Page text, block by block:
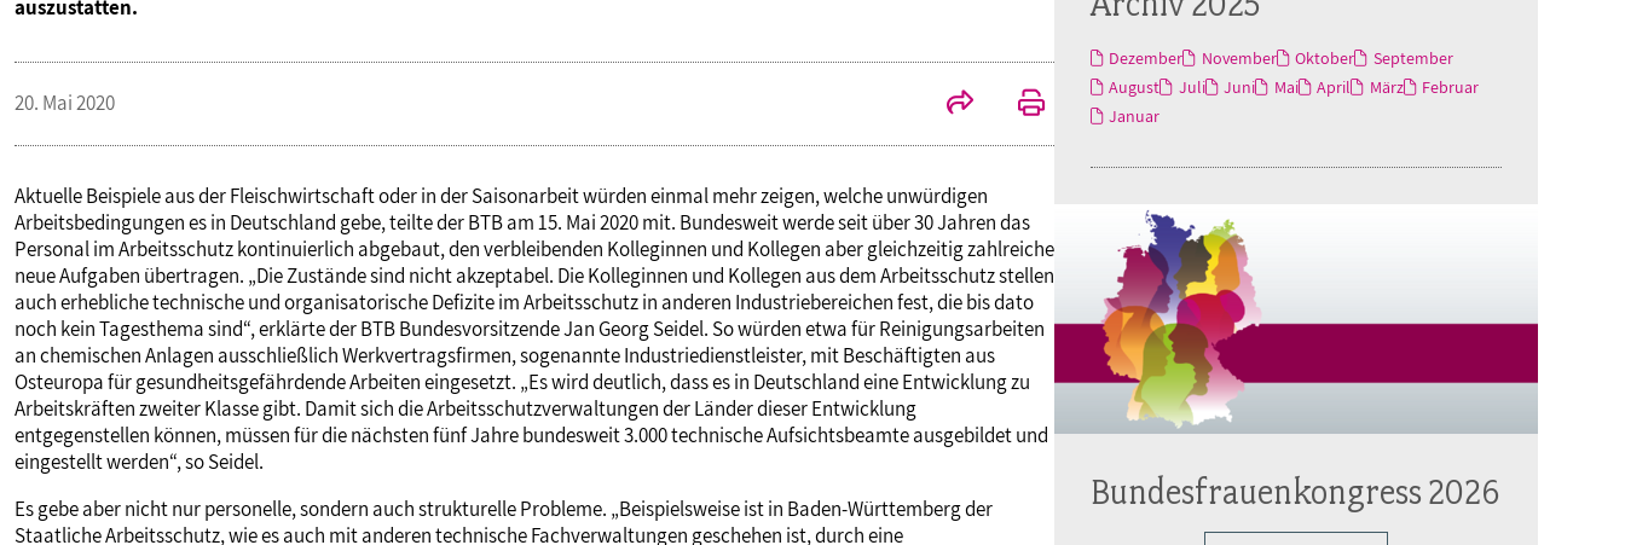
Gesundheit
Gender Budgeting
Europa
Stellungnahmen
TERMINE & VERANSTALTUNGEN
MITGLIEDSCHAFT & SERVICE
auszustatten.
20. Mai 2020
Aktuelle Beispiele aus der Fleischwirtschaft oder in der Saisonarbeit würden einmal mehr zeigen, welche unwürdigen
Arbeitsbedingungen es in Deutschland gebe, teilte der BTB am 15. Mai 2020 mit. Bundesweit werde seit über 30 Jahren das
Personal im Arbeitsschutz kontinuierlich abgebaut, den verbleibenden Kolleginnen und Kollegen aber gleichzeitig zahlreiche
neue Aufgaben übertragen. „Die Zustände sind nicht akzeptabel. Die Kolleginnen und Kollegen aus dem Arbeitsschutz stellen
auch erhebliche technische und organisatorische Defizite im Arbeitsschutz in anderen Industriebereichen fest, die bis dato
noch kein Tagesthema sind“, erklärte der BTB Bundesvorsitzende Jan Georg Seidel. So würden etwa für Reinigungsarbeiten
an chemischen Anlagen ausschließlich Werkvertragsfirmen, sogenannte Industriedienstleister, mit Beschäftigten aus
Osteuropa für gesundheitsgefährdende Arbeiten eingesetzt. „Es wird deutlich, dass es in Deutschland eine Entwicklung zu
Arbeitskräften zweiter Klasse gibt. Damit sich die Arbeitsschutzverwaltungen der Länder dieser Entwicklung
entgegenstellen können, müssen für die nächsten fünf Jahre bundesweit 3.000 technische Aufsichtsbeamte ausgebildet und
eingestellt werden“, so Seidel.
Es gebe aber nicht nur personelle, sondern auch strukturelle Probleme. „Beispielsweise ist in Baden-Württemberg der
Staatliche Arbeitsschutz, wie es auch mit anderen technische Fachverwaltungen geschehen ist, durch eine
Dezember November Oktober
September
August
Juli Juni Mai April März
Februar
Januar
Bundesfrauenkongress 2026